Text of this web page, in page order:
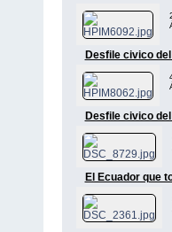
Desfile civico
Desfile civico
El Ecuador que